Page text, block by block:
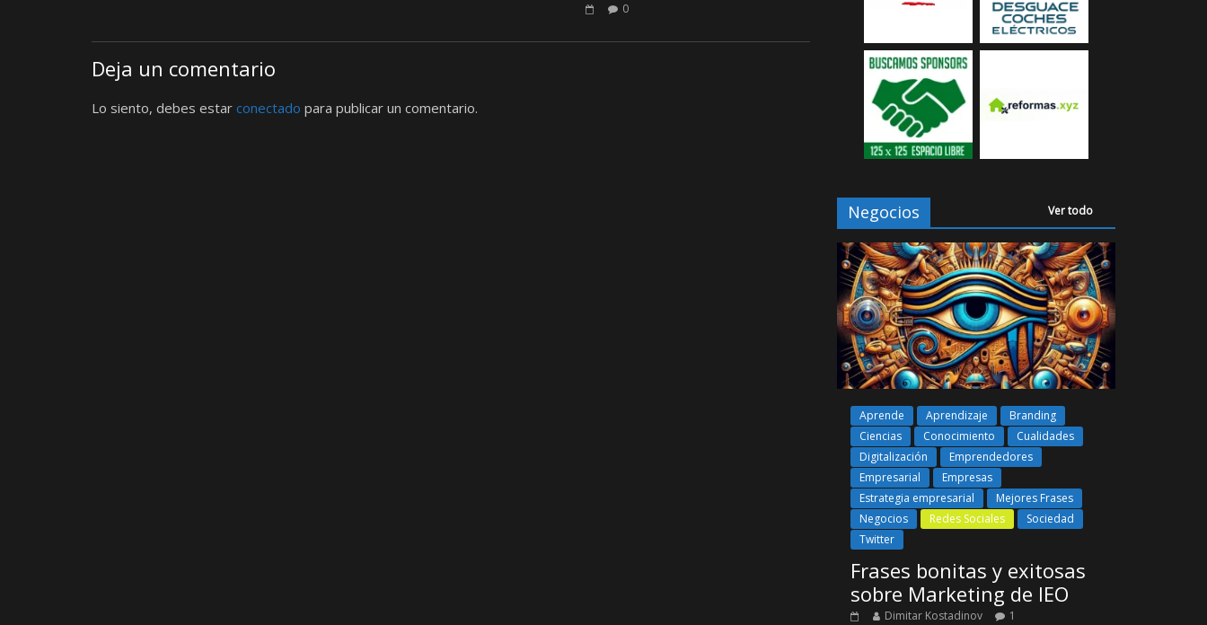
0
Deja un comentario
Lo siento, debes estar conectado para publicar un comentario.
Negocios Ver todo
Aprende Aprendizaje
Branding
Ciencias
Conocimiento
Cualidades
Digitalización
Emprendedores
Empresarial
Empresas
Estrategia empresarial
Mejores Frases
Negocios
Redes Sociales
Sociedad
Twitter
Frases bonitas y exitosas
sobre Marketing de IEO
Dimitar Kostadinov 1